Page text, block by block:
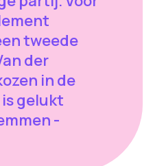
tweede
der
in de
is gelukt
-